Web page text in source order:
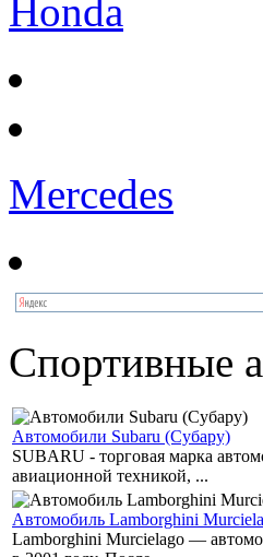
Honda
Mercedes
Спортивные
Автомобили Subaru (Субару)
SUBARU - торговая марка
авиационной техникой, ...
Автомобиль Lamborghini
Lamborghini Murcielago —